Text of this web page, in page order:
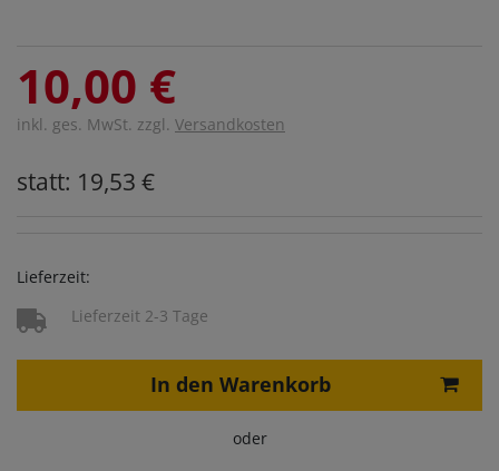
10,00 €
inkl. ges. MwSt. zzgl. Versandkosten
statt: 19,53 €
Lieferzeit:
Lieferzeit 2-3 Tage
In den Warenkorb
oder